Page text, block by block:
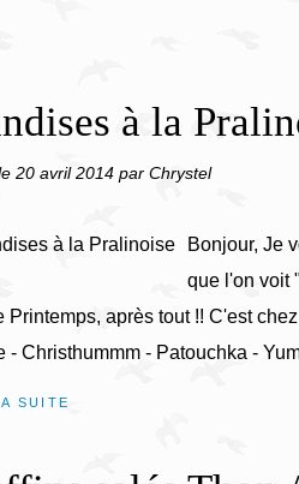
à la
20 avril 2014 par Chrystel
Bonjour, Je
que l'on voit
Printemps, après tout !! C'est
- Christhummm - Patouchka -
SUITE